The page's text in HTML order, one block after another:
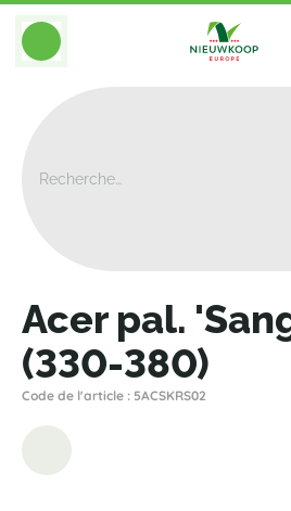
BACK
Acer pal.
(330-380)
Code de l'article : 5ACSKRS02